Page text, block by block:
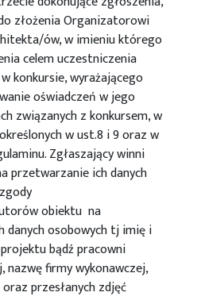
złożenia Organizatorowi
ów, w imieniu którego
celem uczestniczenia
konkursie, wyrażającego
oświadczeń w jego
związanych z konkursem, w
w ust.8 i 9 oraz w
Zgłaszający winni
przetwarzanie ich danych
obiektu na
danych osobowych tj imię i
bądź pracowni
firmy wykonawczej,
przesłanych zdjęć